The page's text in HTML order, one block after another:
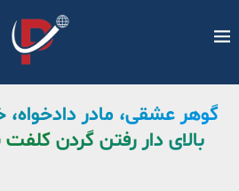
گوهر عشقی، مادر
بالای دار رفتن گردن